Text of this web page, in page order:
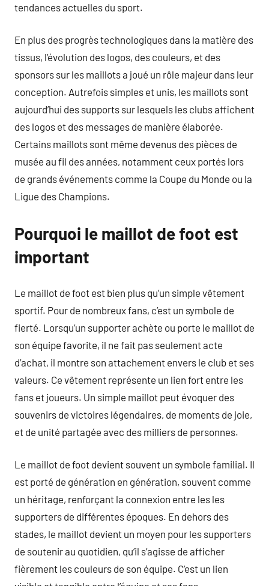
tendances actuelles du sport.
En plus des progrès technologiques dans la matière des
tissus, l’évolution des logos, des couleurs, et des
sponsors sur les maillots a joué un rôle majeur dans leur
conception. Autrefois simples et unis, les maillots sont
aujourd’hui des supports sur lesquels les clubs affichent
des logos et des messages de manière élaborée.
Certains maillots sont même devenus des pièces de
musée au fil des années, notamment ceux portés lors
de grands événements comme la Coupe du Monde ou la
Ligue des Champions.
Pourquoi le maillot de foot est
important
Le maillot de foot est bien plus qu’un simple vêtement
sportif. Pour de nombreux fans, c’est un symbole de
fierté. Lorsqu’un supporter achète ou porte le maillot de
son équipe favorite, il ne fait pas seulement acte
d’achat, il montre son attachement envers le club et ses
valeurs. Ce vêtement représente un lien fort entre les
fans et joueurs. Un simple maillot peut évoquer des
souvenirs de victoires légendaires, de moments de joie,
et de unité partagée avec des milliers de personnes.
Le maillot de foot devient souvent un symbole familial. Il
est porté de génération en génération, souvent comme
un héritage, renforçant la connexion entre les les
supporters de différentes époques. En dehors des
stades, le maillot devient un moyen pour les supporters
de soutenir au quotidien, qu’il s’agisse de afficher
fièrement les couleurs de son équipe. C’est un lien